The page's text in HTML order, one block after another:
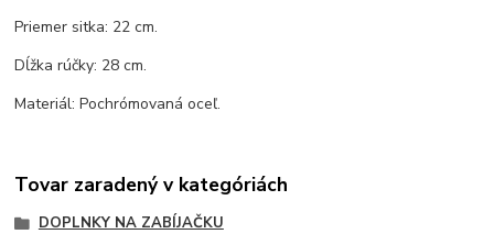
Priemer sitka: 22 cm.
Dĺžka rúčky: 28 cm.
Materiál: Pochrómovaná oceľ.
Tovar zaradený v kategóriách
DOPLNKY NA ZABÍJAČKU